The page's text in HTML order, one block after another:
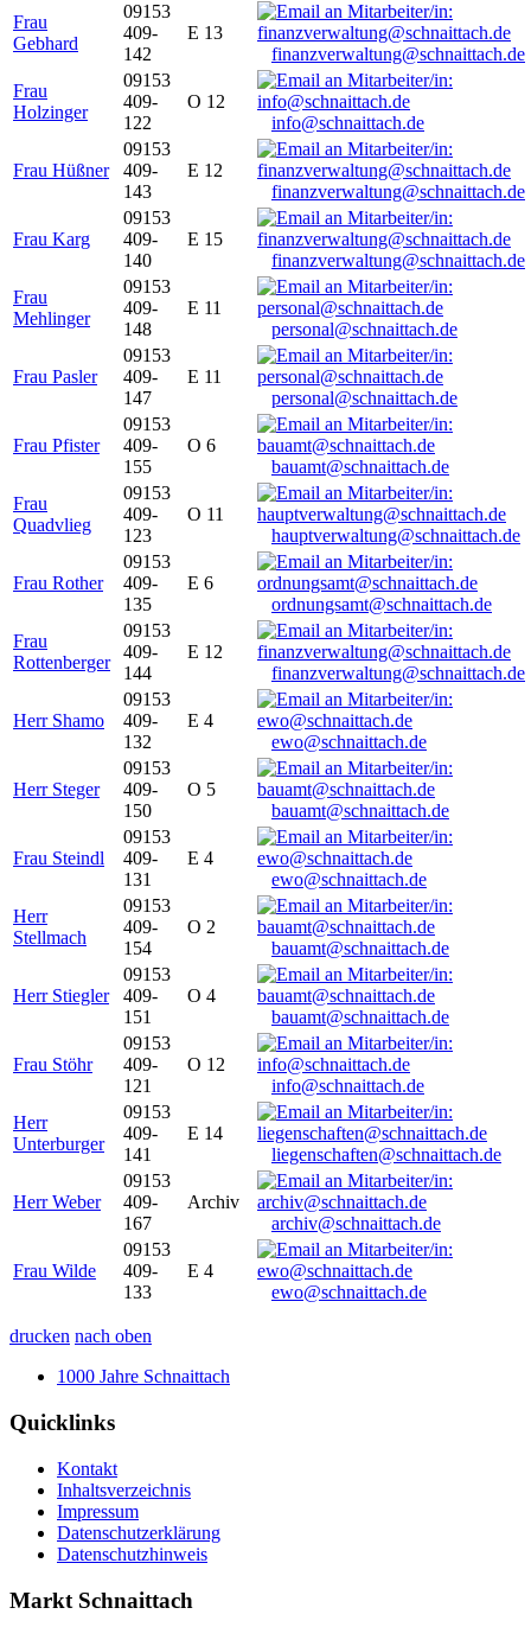
Frau
Gebhard
09153
409-
142
E 13
finanzverwaltung@schnaittach.de
Frau
Holzinger
09153
409-
122
O 12
info@schnaittach.de
Frau Hüßner
09153
409-
143
E 12
finanzverwaltung@schnaittach.de
Frau Karg
09153
409-
140
E 15
finanzverwaltung@schnaittach.de
Frau
Mehlinger
09153
409-
148
E 11
personal@schnaittach.de
Frau Pasler
09153
409-
147
E 11
personal@schnaittach.de
Frau Pfister
09153
409-
155
O 6
bauamt@schnaittach.de
Frau
Quadvlieg
09153
409-
123
O 11
hauptverwaltung@schnaittach.de
Frau Rother
09153
409-
135
E 6
ordnungsamt@schnaittach.de
Frau
Rottenberger
09153
409-
144
E 12
finanzverwaltung@schnaittach.de
Herr Shamo
09153
409-
132
E 4
ewo@schnaittach.de
Herr Steger
09153
409-
150
O 5
bauamt@schnaittach.de
Frau Steindl
09153
409-
131
E 4
ewo@schnaittach.de
Herr
Stellmach
09153
409-
154
O 2
bauamt@schnaittach.de
Herr Stiegler
09153
409-
151
O 4
bauamt@schnaittach.de
Frau Stöhr
09153
409-
121
O 12
info@schnaittach.de
Herr
Unterburger
09153
409-
141
E 14
liegenschaften@schnaittach.de
Herr Weber
09153
409-
167
Archiv
archiv@schnaittach.de
Frau Wilde
09153
409-
133
E 4
ewo@schnaittach.de
drucken nach oben
1000 Jahre Schnaittach
Quicklinks
Kontakt
Inhaltsverzeichnis
Impressum
Datenschutzerklärung
Datenschutzhinweis
Markt Schnaittach